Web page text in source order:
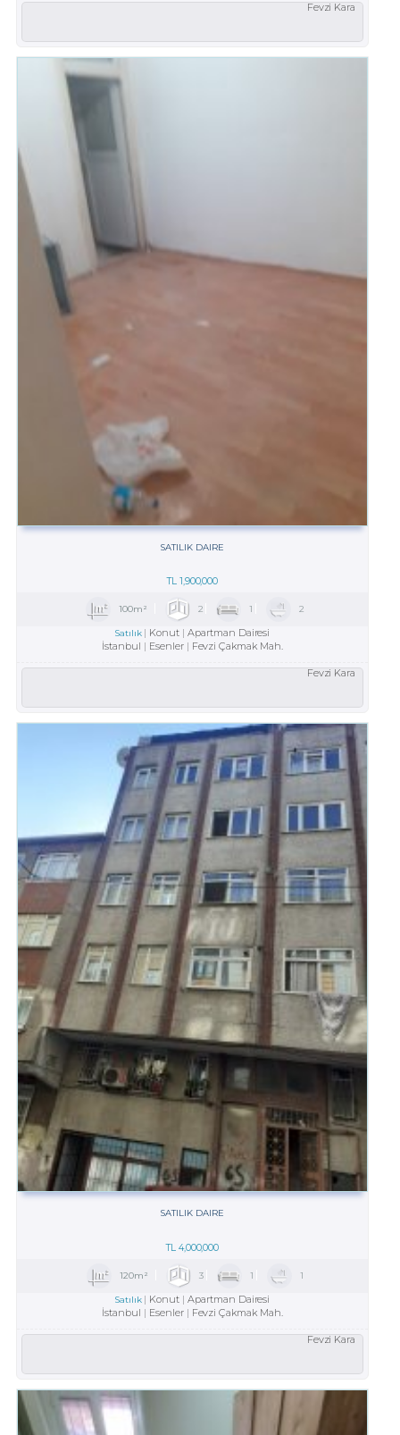
Fevzi Kara
SATILIK DAIRE
TL1,900,000
100m² 2 1 2
Satılık Konut
Apartman Dairesi
İstanbul
Esenler Fevzi Çakmak Mah.
Fevzi Kara
SATILIK DAIRE
TL4,000,000
120m² 3 1 1
Satılık Konut
Apartman Dairesi
İstanbul
Esenler Fevzi Çakmak Mah.
Fevzi Kara